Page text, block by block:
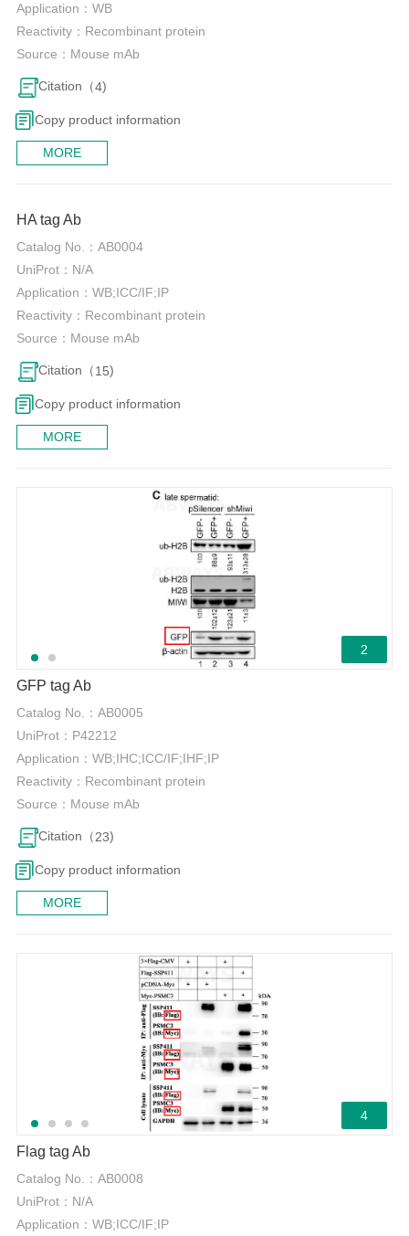
Application： WB
Reactivity： Recombinant protein
Source： Mouse mAb
Citation（4)
Copy product information
MORE
HA tag Ab
Catalog No.： AB0004
UniProt： N/A
Application： WB;ICC/IF;IP
Reactivity： Recombinant protein
Source： Mouse mAb
Citation（15)
Copy product information
MORE
2
GFP tag Ab
Catalog No.： AB0005
UniProt： P42212
Application： WB;IHC;ICC/IF;IHF;IP
Reactivity： Recombinant protein
Source： Mouse mAb
Citation（23)
Copy product information
MORE
4
Flag tag Ab
Catalog No.： AB0008
UniProt： N/A
Application： WB;ICC/IF;IP